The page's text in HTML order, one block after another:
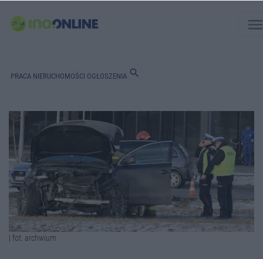
PRACA NIERUCHOMOŚCI OGŁOSZENIA search
| fot. archwium